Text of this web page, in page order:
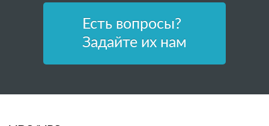
Есть вопросы?
Задайте их нам